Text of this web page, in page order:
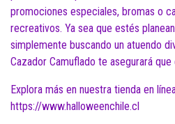
promociones especiales, bromas o
recreativos. Ya sea que estés
simplemente buscando un atuendo
Cazador Camuflado te asegurará
Explora más en nuestra tienda en
https://www.halloweenchile.cl